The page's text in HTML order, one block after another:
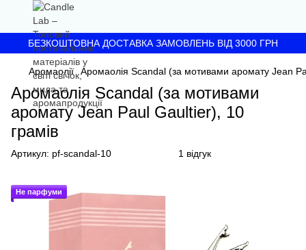
БЕЗКОШТОВНА ДОСТАВКА ЗАМОВЛЕНЬ ВІД 3000 ГРН
Аромаолії Аромаолія Scandal (за мотивами аромату Jean
Аромаолія Scandal (за мотивами
аромату Jean Paul Gaultier), 10
грамів
Артикул: pf-scandal-10 1 відгук
Не парфуми